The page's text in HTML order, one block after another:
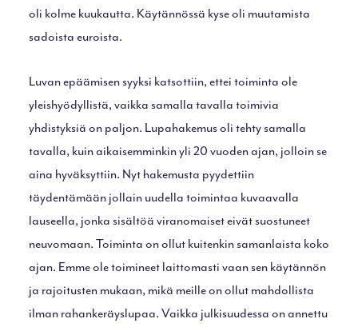
oli kolme kuukautta. Käytännössä kyse oli muutamista
sadoista euroista.
Luvan epäämisen syyksi katsottiin, ettei toiminta ole
yleishyödyllistä, vaikka samalla tavalla toimivia
yhdistyksiä on paljon. Lupahakemus oli tehty samalla
tavalla, kuin aikaisemminkin yli 20 vuoden ajan, jolloin se
aina hyväksyttiin. Nyt hakemusta pyydettiin
täydentämään jollain uudella toimintaa kuvaavalla
lauseella, jonka sisältöä viranomaiset eivät suostuneet
neuvomaan. Toiminta on ollut kuitenkin samanlaista koko
ajan. Emme ole toimineet laittomasti vaan sen käytännön
ja rajoitusten mukaan, mikä meille on ollut mahdollista
ilman rahankeräyslupaa. Vaikka julkisuudessa on annettu